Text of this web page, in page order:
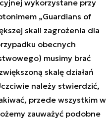
wykorzystane przy
„Guardians of
skali zagrożenia dla
obecnych
musimy brać
skalę działań
należy stwierdzić,
przede wszystkim w
zauważyć podobne